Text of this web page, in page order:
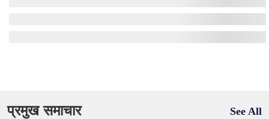
प्रमुख समाचार See All